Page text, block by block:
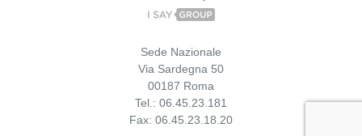
Sede Nazionale
Via Sardegna 50
00187 Roma
Tel.: 06.45.23.181
Fax: 06.45.23.18.20